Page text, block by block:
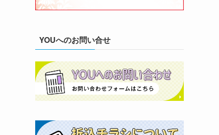
YOUへのお問い合せ